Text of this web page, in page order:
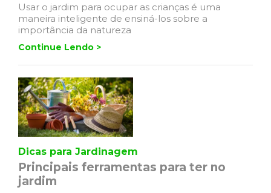
Usar o jardim para ocupar as crianças é uma
maneira inteligente de ensiná-los sobre a
importância da natureza
Continue Lendo >
Dicas para Jardinagem
Principais ferramentas para ter no
jardim